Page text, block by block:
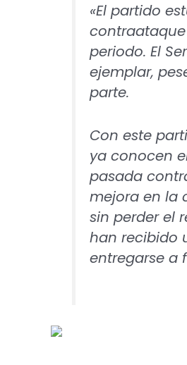
«El partido
periodo. El
ejemplar,
parte.
Con este
ya conocen
pasada
mejora en la
sin perder el
han recibido
entregarse a